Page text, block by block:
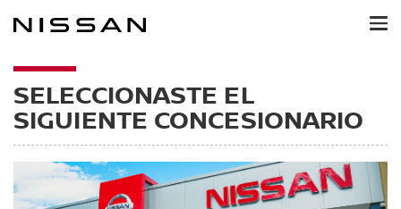
SELECCIONASTE EL
SIGUIENTE CONCESIONARIO